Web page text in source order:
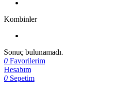
Kombinler
Sonuç bulunamadı.
0 Favorilerim
Hesabım
0 Sepetim